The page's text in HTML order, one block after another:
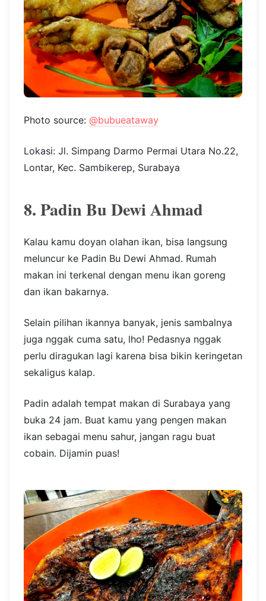
Photo source: @bubueataway
Lokasi: Jl. Simpang Darmo Permai Utara No.22,
Lontar, Kec. Sambikerep, Surabaya
8. Padin Bu Dewi Ahmad
Kalau kamu doyan olahan ikan, bisa langsung
meluncur ke Padin Bu Dewi Ahmad. Rumah
makan ini terkenal dengan menu ikan goreng
dan ikan bakarnya.
Selain pilihan ikannya banyak, jenis sambalnya
juga nggak cuma satu, lho! Pedasnya nggak
perlu diragukan lagi karena bisa bikin keringetan
sekaligus kalap.
Padin adalah tempat makan di Surabaya yang
buka 24 jam. Buat kamu yang pengen makan
ikan sebagai menu sahur, jangan ragu buat
cobain. Dijamin puas!